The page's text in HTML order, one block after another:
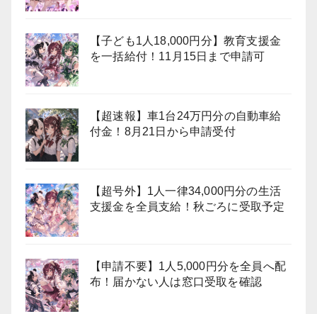
【子ども1人18,000円分】教育支援金
を一括給付！11月15日まで申請可
【超速報】車1台24万円分の自動車給
付金！8月21日から申請受付
【超号外】1人一律34,000円分の生活
支援金を全員支給！秋ごろに受取予定
【申請不要】1人5,000円分を全員へ配
布！届かない人は窓口受取を確認